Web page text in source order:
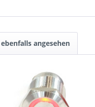
angesehen